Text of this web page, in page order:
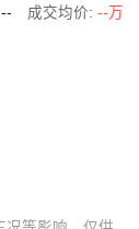
-- 成交均价: --万